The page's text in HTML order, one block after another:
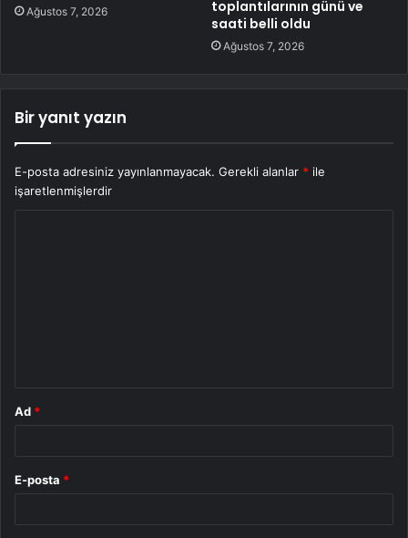
Ağustos 7, 2026
toplantılarının günü ve
saati belli oldu
Ağustos 7, 2026
Bir yanıt yazın
E-posta adresiniz yayınlanmayacak. Gerekli alanlar * ile
işaretlenmişlerdir
Ad *
E-posta *